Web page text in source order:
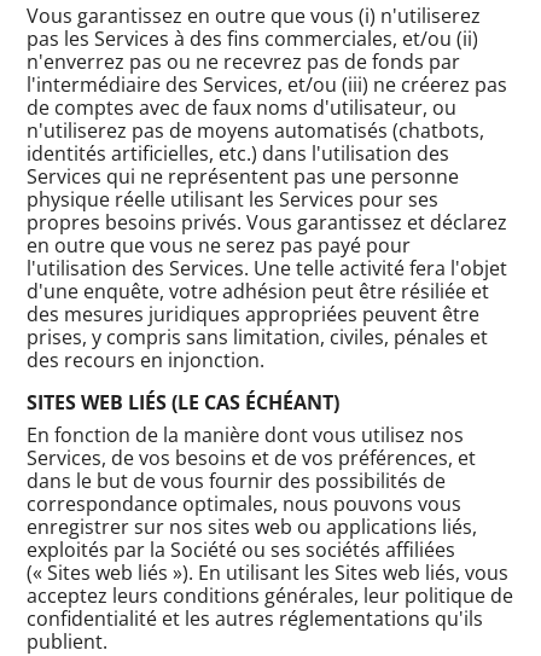
Vous garantissez en outre que vous (i) n'utiliserez
pas les Services à des fins commerciales, et/ou (ii)
n'enverrez pas ou ne recevrez pas de fonds par
l'intermédiaire des Services, et/ou (iii) ne créerez pas
de comptes avec de faux noms d'utilisateur, ou
n'utiliserez pas de moyens automatisés (chatbots,
identités artificielles, etc.) dans l'utilisation des
Services qui ne représentent pas une personne
physique réelle utilisant les Services pour ses
propres besoins privés. Vous garantissez et déclarez
en outre que vous ne serez pas payé pour
l'utilisation des Services. Une telle activité fera l'objet
d'une enquête, votre adhésion peut être résiliée et
des mesures juridiques appropriées peuvent être
prises, y compris sans limitation, civiles, pénales et
des recours en injonction.
SITES WEB LIÉS (LE CAS ÉCHÉANT)
En fonction de la manière dont vous utilisez nos
Services, de vos besoins et de vos préférences, et
dans le but de vous fournir des possibilités de
correspondance optimales, nous pouvons vous
enregistrer sur nos sites web ou applications liés,
exploités par la Société ou ses sociétés affiliées
(« Sites web liés »). En utilisant les Sites web liés, vous
acceptez leurs conditions générales, leur politique de
confidentialité et les autres réglementations qu'ils
publient.